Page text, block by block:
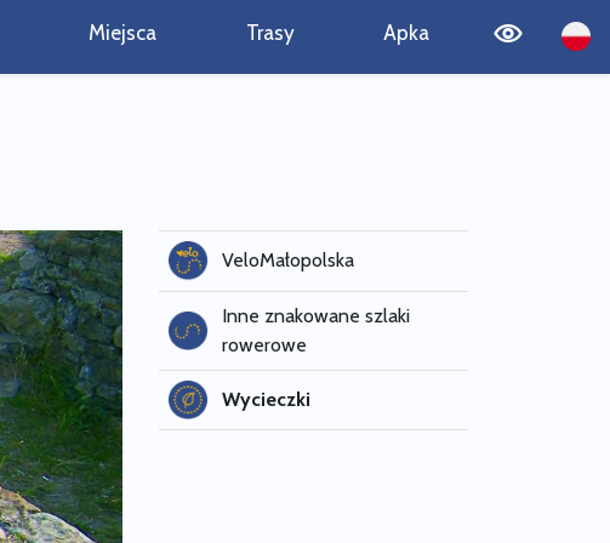
Miejsca Trasy Apka
VeloMałopolska
Inne znakowane szlaki
rowerowe
Wycieczki